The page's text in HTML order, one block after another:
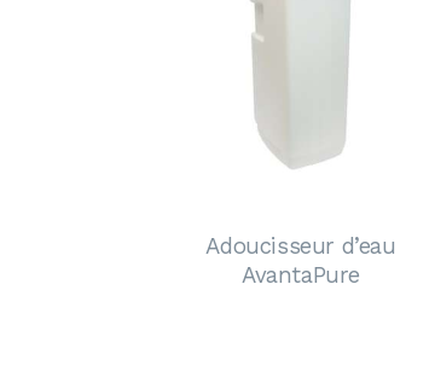
Adoucisseur d’eau
AvantaPure